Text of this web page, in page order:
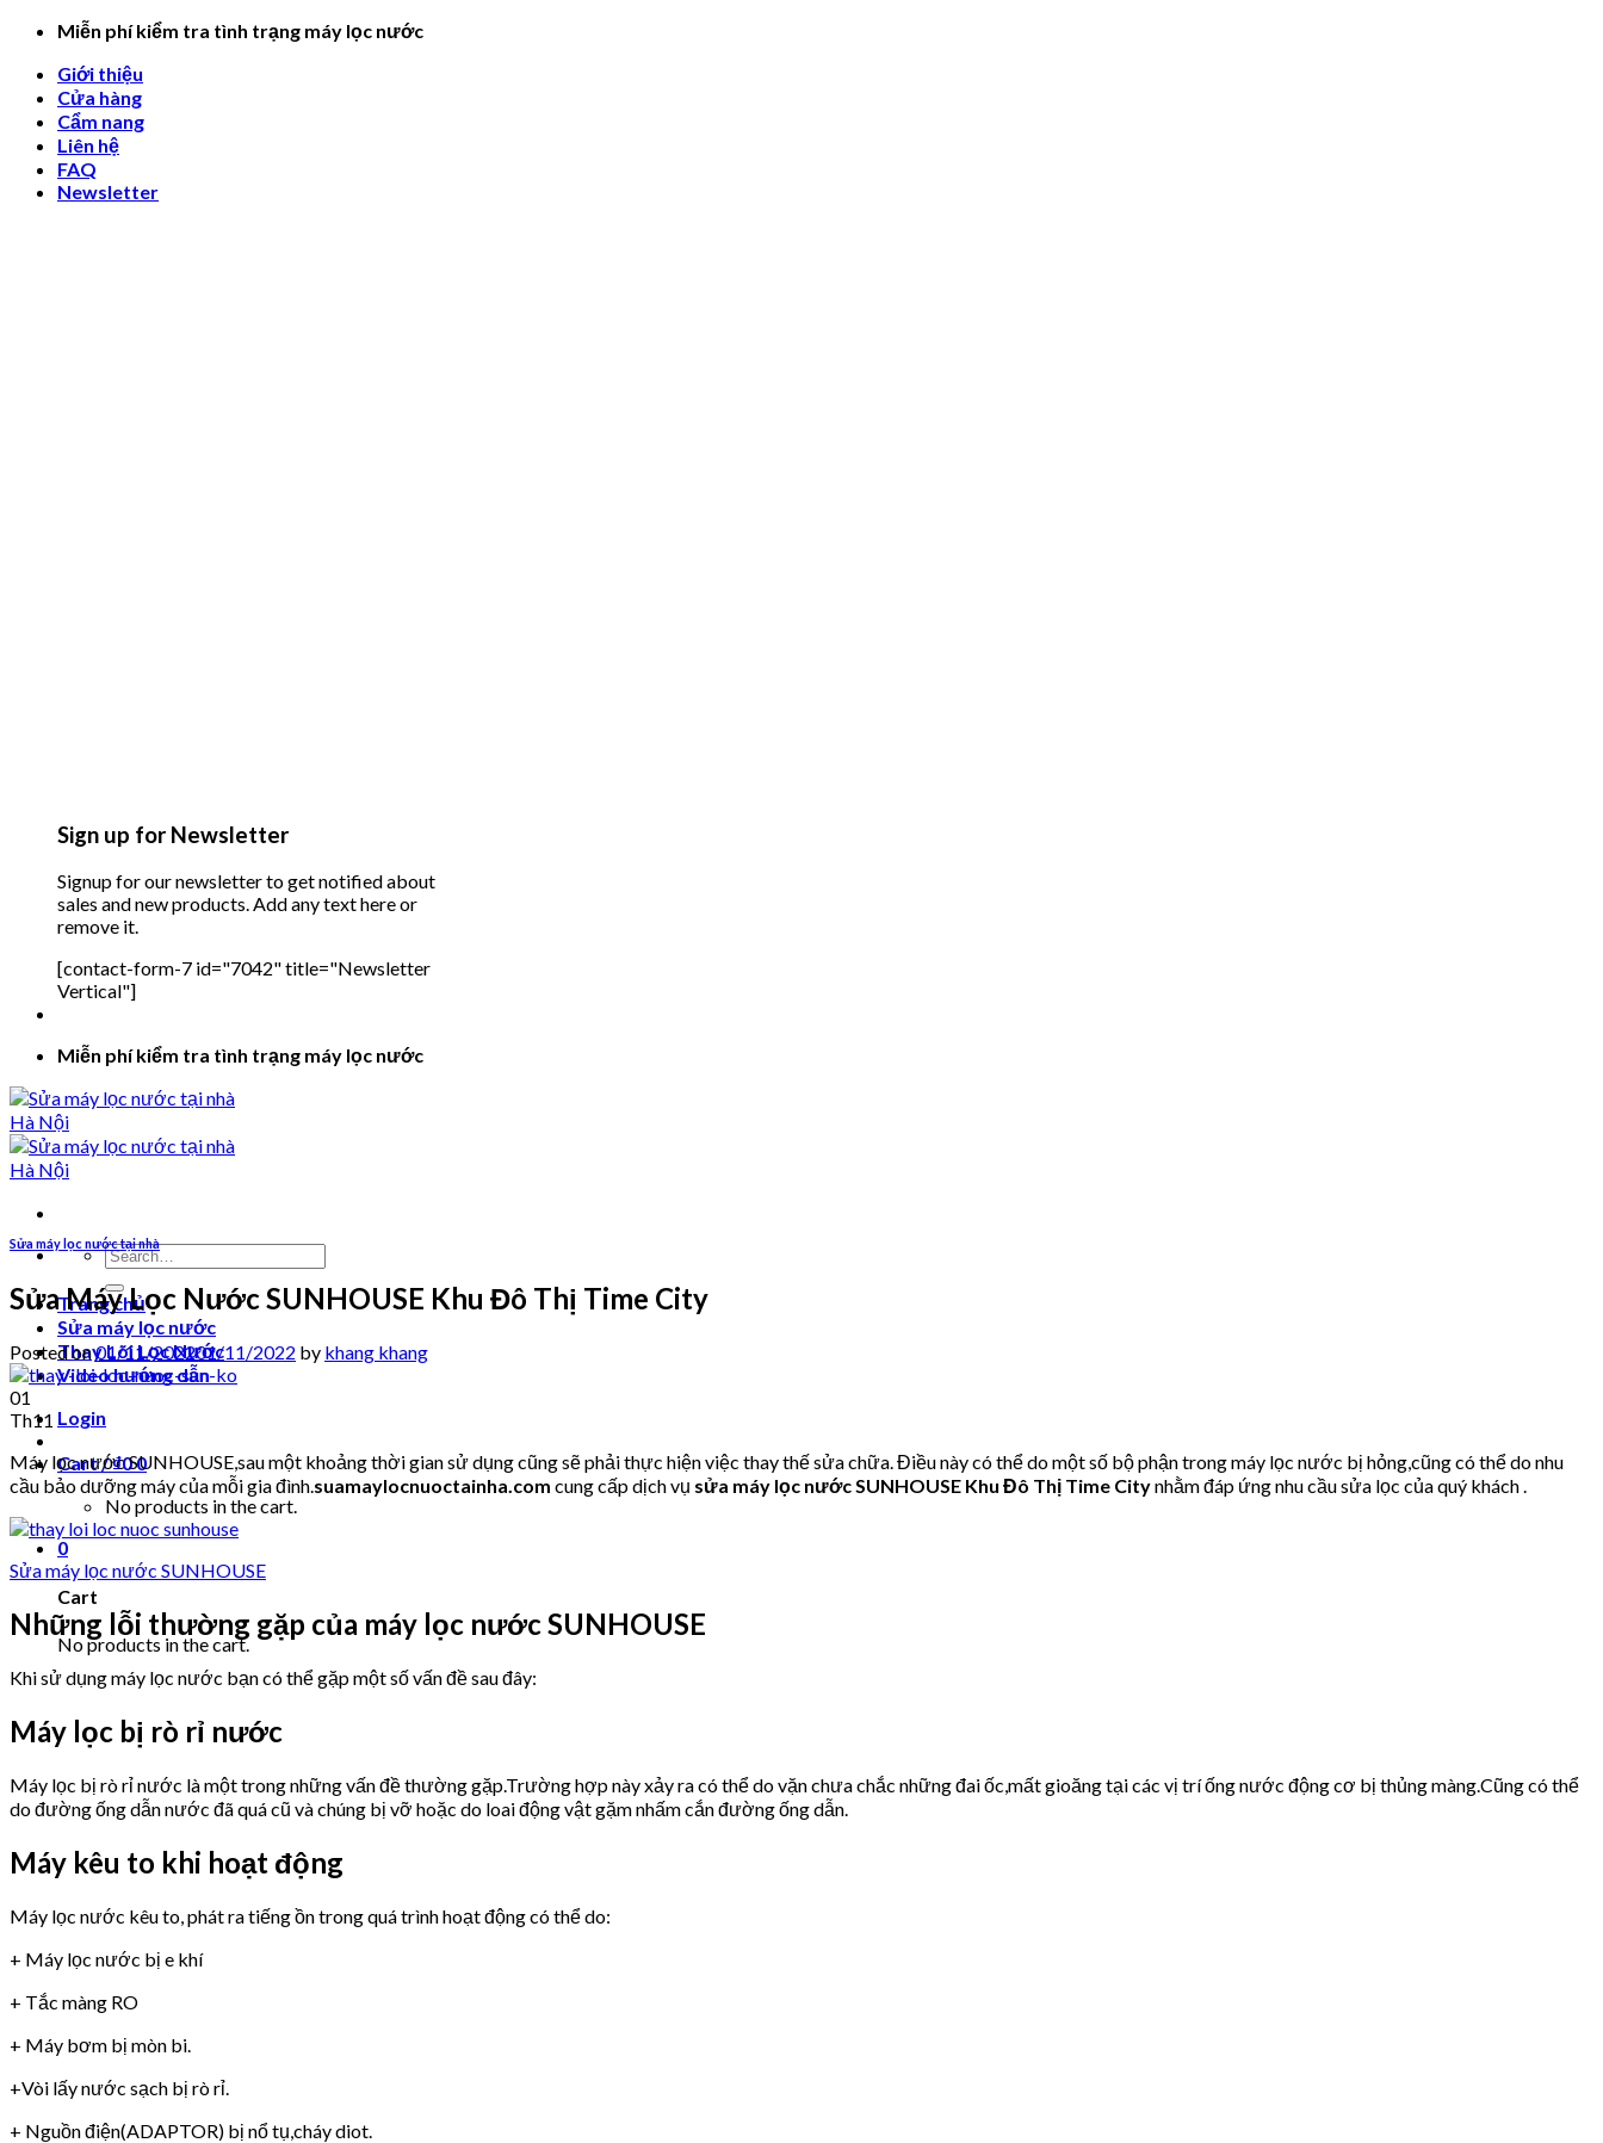
Skip
content
Miễn phí kiểm tra tình trạng máy lọc nước
Giới thiệu
Cửa hàng
Cẩm nang
Liên hệ
FAQ
Newsletter
Sign up for Newsletter
Signup for our newsletter to get notified about
sales and new products. Add any text here or
remove it.
[contact-form-7 id="7042" title="Newsletter
Vertical"]
Miễn phí kiểm tra tình trạng máy lọc nước
Search
for:
Trang chủ
Sửa máy lọc nước
Thay Lõi Lọc Nước
Video hướng dẫn
Login
Cart /₫00
No products in the cart.
0
Cart
No products in the cart.
Sửa máy lọc nước tại nhà
Sửa Máy Lọc Nước SUNHOUSE Khu Đô Thị Time City
Posted on01/11/202201/11/2022 by khang khang
01
Th11
Máy lọc nước SUNHOUSE,sau một khoảng thời gian sử dụng cũng sẽ phải thực hiện việc thay thế sửa chữa. Điều này có thể do một số bộ phận trong máy lọc nước bị hỏng,cũng có thể do nhu
cầu bảo dưỡng máy của mỗi gia đình.suamaylocnuoctainha.com cung cấp dịch vụ sửa máy lọc nước SUNHOUSE Khu Đô Thị Time Citynhằm đáp ứng nhu cầu sửa lọc của quý khách .
Sửa máy lọc nước SUNHOUSE
Những lỗi thường gặp của máy lọc nước SUNHOUSE
Khi sử dụng máy lọc nước bạn có thể gặp một số vấn đề sau đây:
Máy lọc bị rò rỉ nước
Máy lọc bị rò rỉ nước là một trong những vấn đề thường gặp.Trường hợp này xảy ra có thể do vặn chưa chắc những đai ốc,mất gioăng tại các vị trí ống nước động cơ bị thủng màng.Cũng có thể
do đường ống dẫn nước đã quá cũ và chúng bị vỡ hoặc do loai động vật gặm nhấm cắn đường ống dẫn.
Máy kêu to khi hoạt động
Máy lọc nước kêu to, phát ra tiếng ồn trong quá trình hoạt động có thể do:
+ Máy lọc nước bị e khí
+ Tắc màng RO
+ Máy bơm bị mòn bi.
+Vòi lấy nước sạch bị rò rỉ.
+ Nguồn điện(ADAPTOR) bị nổ tụ,cháy diot.